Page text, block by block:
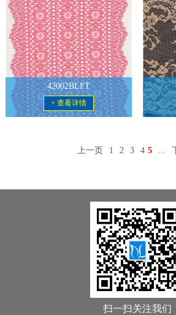
42002BLFT
+ 查看详情
上一页 1 2 3 4 5
扫一扫关注我们